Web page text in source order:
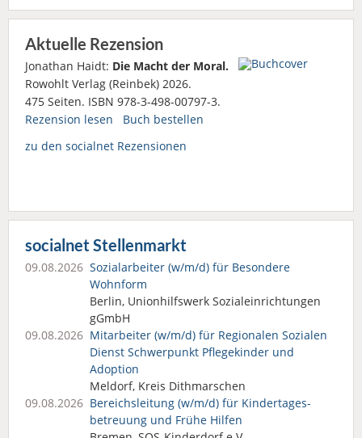
Aktuelle Rezension
Jonathan Haidt: Die Macht der Moral.
Rowohlt Verlag (Reinbek) 2026.
475 Seiten. ISBN 978-3-498-00797-3.
Rezension lesen
Buch bestellen
zu den socialnet Rezensionen
socialnet Stellenmarkt
09.08.2026 Sozialarbeiter (w/m/d) für Besondere
Wohnform
Berlin, Unionhilfswerk Sozialeinrichtungen
gGmbH
09.08.2026 Mitarbeiter (w/m/d) für Regionalen Sozialen
Dienst Schwerpunkt Pflegekinder und
Adoption
Meldorf, Kreis Dithmarschen
09.08.2026 Bereichsleitung (w/m/d) für Kindertages­
betreuung und Frühe Hilfen